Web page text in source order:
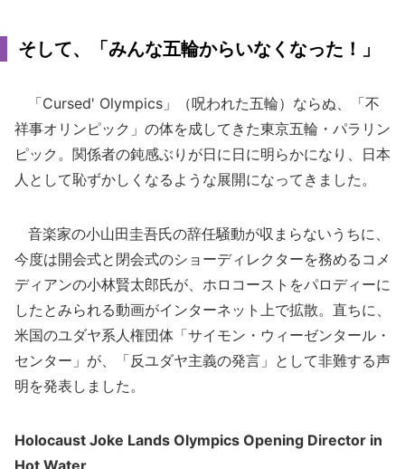
そして、「みんな五輪からいなくなった！」
「Cursed' Olympics」（呪われた五輪）ならぬ、「不
祥事オリンピック」の体を成してきた東京五輪・パラリン
ピック。関係者の鈍感ぶりが日に日に明らかになり、日本
人として恥ずかしくなるような展開になってきました。
音楽家の小山田圭吾氏の辞任騒動が収まらないうちに、
今度は開会式と閉会式のショーディレクターを務めるコメ
ディアンの小林賢太郎氏が、ホロコーストをパロディーに
したとみられる動画がインターネット上で拡散。直ちに、
米国のユダヤ系人権団体「サイモン・ウィーゼンタール・
センター」が、「反ユダヤ主義の発言」として非難する声
明を発表しました。
Holocaust Joke Lands Olympics Opening Director in
Hot Water